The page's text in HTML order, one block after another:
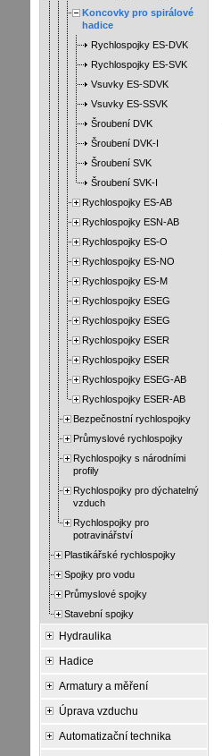
Koncovky pro spirálové
hadice
Rychlospojky ES-DVK
Rychlospojky ES-SVK
Vsuvky ES-SDVK
Vsuvky ES-SSVK
Šroubení DVK
Šroubení DVK-I
Šroubení SVK
Šroubení SVK-I
Rychlospojky ES-AB
Rychlospojky ESN-AB
Rychlospojky ES-O
Rychlospojky ES-NO
Rychlospojky ES-M
Rychlospojky ESEG
Rychlospojky ESEG
Rychlospojky ESER
Rychlospojky ESER
Rychlospojky ESEG-AB
Rychlospojky ESER-AB
Bezpečnostní rychlospojky
Průmyslové rychlospojky
Rychlospojky s národními
profily
Rychlospojky pro dýchatelný
vzduch
Rychlospojky pro
potravinářství
Plastikářské rychlospojky
Spojky pro vodu
Průmyslové spojky
Stavební spojky
Hydraulika
Hadice
Armatury a měření
Úprava vzduchu
Automatizační technika